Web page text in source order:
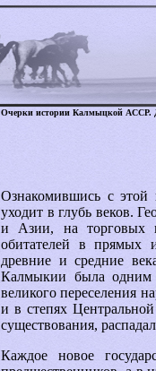
Очерки истории Калмыцкой АССР.
Ознакомившись с этой
уходит в глубь веков.
и Азии, на торговых
обитателей в прямых
древние и средние
Калмыкии была одним
великого переселения
и в степях
существования,
Каждое новое